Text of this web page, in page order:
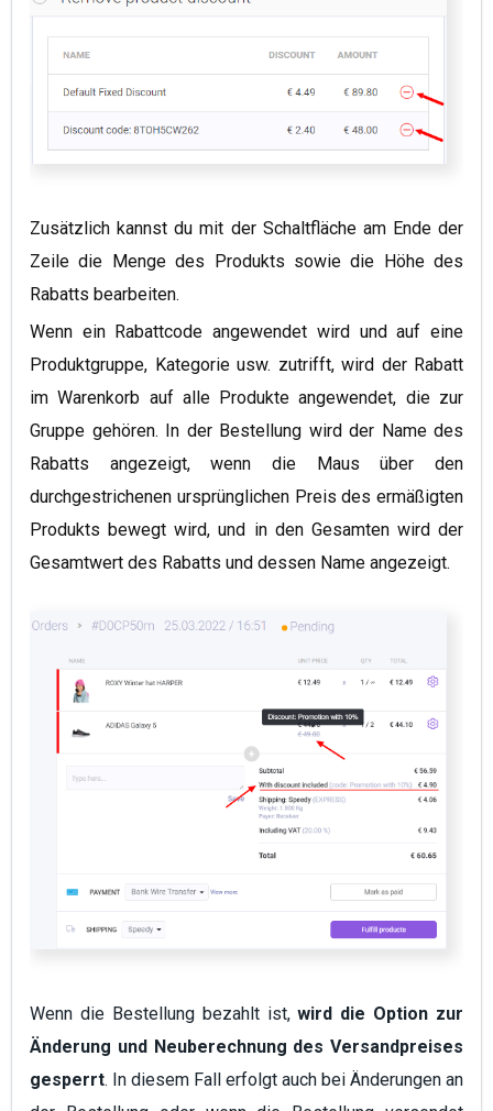
Zusätzlich kannst du mit der Schaltfläche am Ende der
Zeile die Menge des Produkts sowie die Höhe des
Rabatts bearbeiten.
Wenn ein Rabattcode angewendet wird und auf eine
Produktgruppe, Kategorie usw. zutrifft, wird der Rabatt
im Warenkorb auf alle Produkte angewendet, die zur
Gruppe gehören. In der Bestellung wird der Name des
Rabatts angezeigt, wenn die Maus über den
durchgestrichenen ursprünglichen Preis des ermäßigten
Produkts bewegt wird, und in den Gesamten wird der
Gesamtwert des Rabatts und dessen Name angezeigt.
Wenn die Bestellung bezahlt ist,wird die Option zur
Änderung und Neuberechnung des Versandpreises
gesperrt. In diesem Fall erfolgt auch bei Änderungen an